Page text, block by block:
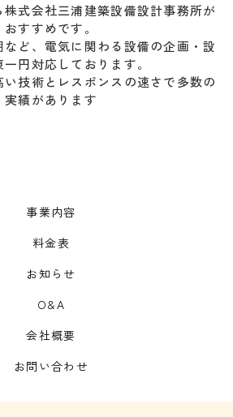
式会社三浦建築設備設計事務所が
おすすめです。
ど、電気に関わる設備の企画・設
円対応しております。
技術とレスポンスの速さで多数の
実績があります
事業内容
料金表
お知らせ
O&A
会社概要
お問い合わせ